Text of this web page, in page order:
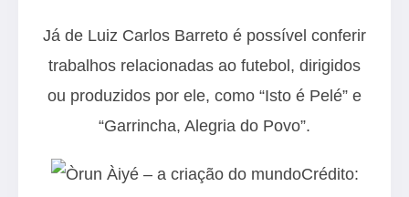
Já de Luiz Carlos Barreto é possível conferir
trabalhos relacionadas ao futebol, dirigidos
ou produzidos por ele, como “Isto é Pelé” e
“Garrincha, Alegria do Povo”.
Crédito: